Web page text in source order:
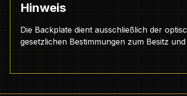
Hinweis
Die Backplate dient ausschließlich der
gesetzlichen Bestimmungen zum Besitz